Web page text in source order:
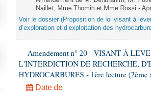
Naillet, Mme Thomin et Mme Rossi -
Voir le dossier (Proposition de loi visant à
d’exploration et d’exploitation des
Amendement n° 20 - VISANT À
L'INTERDICTION DE RECHERCHE,
HYDROCARBURES - 1ère lecture (2ème
Date de